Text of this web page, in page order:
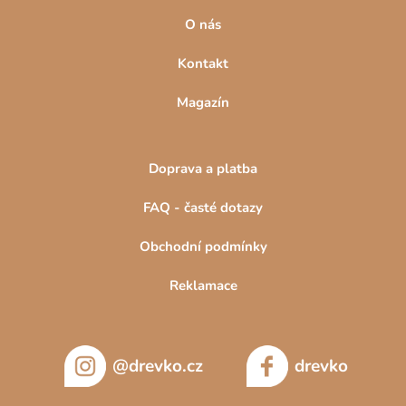
O nás
Kontakt
Magazín
Doprava a platba
FAQ - časté dotazy
Obchodní podmínky
Reklamace
@drevko.cz drevko